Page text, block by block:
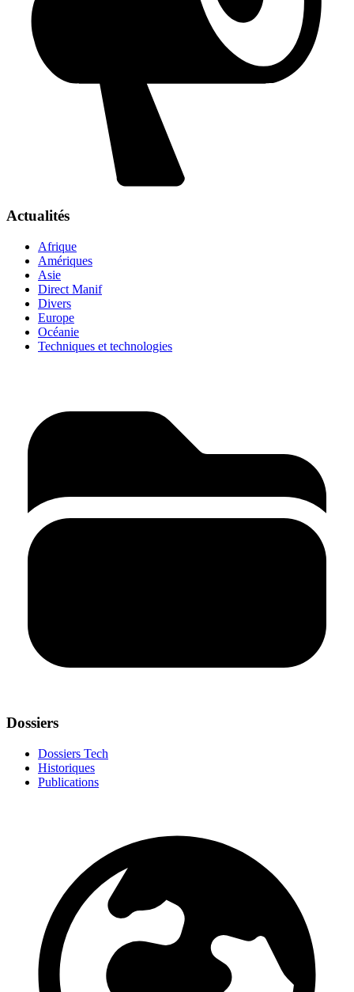
Actualités
Afrique
Amériques
Asie
Direct Manif
Divers
Europe
Océanie
Techniques et technologies
Dossiers
Dossiers Tech
Historiques
Publications